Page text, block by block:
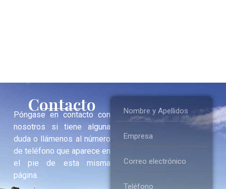
Contacto
Póngase en contacto con
nosotros si tiene alguna
duda o llámenos al número
de teléfono que aparece en
el pie de esta misma
página.